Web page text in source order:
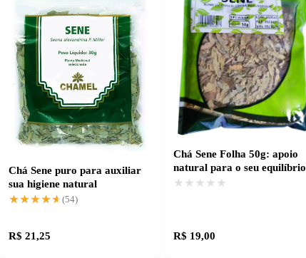
Chá Sene puro para auxiliar
sua higiene natural
★★★★★
★★★★★ (54)
R$ 21,25
Chá Sene Folha 50g: apoio
natural para o seu equilíbrio
★★★★★
★★★★★
R$ 19,00